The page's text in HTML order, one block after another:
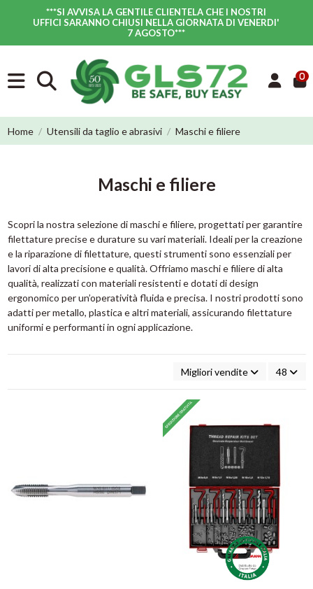
***SI AVVISA LA GENTILE CLIENTELA CHE I NOSTRI
UFFICI SARANNO CHIUSI NELLA GIORNATA DI VENERDI'
7 AGOSTO***
0
Home Utensili da taglio e abrasivi Maschi e filiere
Maschi e filiere
Scopri la nostra selezione di maschi e filiere, progettati per garantire
filettature precise e durature su vari materiali. Ideali per la creazione
e la riparazione di filettature, questi strumenti sono essenziali per
lavori di alta precisione e qualità. Offriamo maschi e filiere di alta
qualità, realizzati con materiali resistenti e dotati di design
ergonomico per un’operatività fluida e precisa. I nostri prodotti sono
adatti per metallo, plastica e altri materiali, assicurando filettature
uniformi e performanti in ogni applicazione.
Migliori vendite 48